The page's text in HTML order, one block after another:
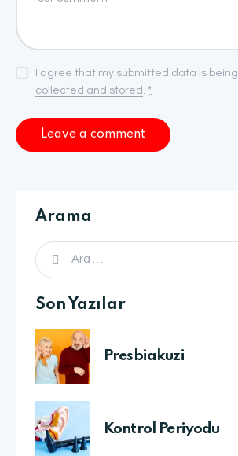
I agree that my submitted data is being
collected and stored
*
Arama
Son Yazılar
Presbiakuzi
Kontrol Periyodu